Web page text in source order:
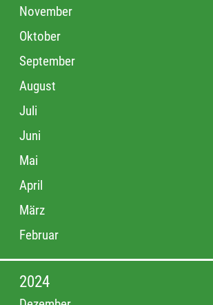
November
Oktober
September
August
Juli
Juni
Mai
April
März
Februar
2024